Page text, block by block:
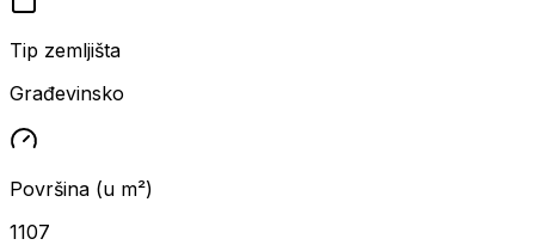
Tip zemljišta
Građevinsko
Površina (u m²)
1107